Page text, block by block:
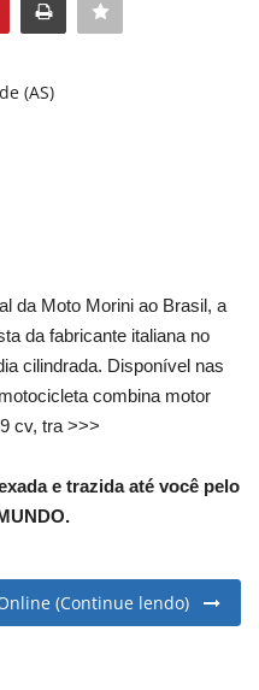
(AS)
da Moto Morini ao Brasil, a
da fabricante italiana no
cilindrada. Disponível nas
combina motor
cv, tra >>>
e trazida até você pelo
(Continue lendo)